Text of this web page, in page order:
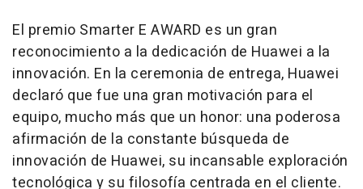
El premio Smarter E AWARD es un gran
reconocimiento a la dedicación de Huawei a la
innovación. En la ceremonia de entrega, Huawei
declaró que fue una gran motivación para el
equipo, mucho más que un honor: una poderosa
afirmación de la constante búsqueda de
innovación de Huawei, su incansable exploración
tecnológica y su filosofía centrada en el cliente.